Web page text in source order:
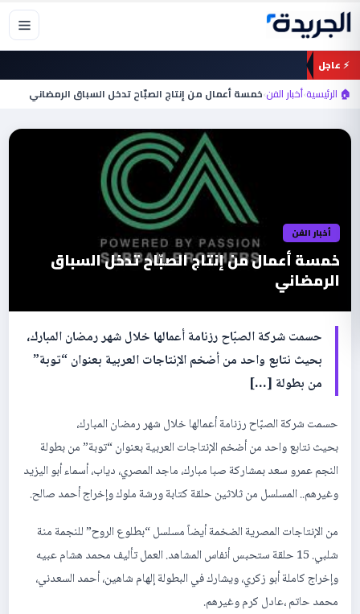
تخطي
المحتوى
⚡ عاجل
🏠 الرئيسية›أخبار الفن›
أخبار الفن
‎خمسة أعمال من إنتاج الصبّاح تدخل السباق
الرمضاني
‎حسمت شركة الصبّاح رزنامة أعمالها خلال شهر رمضان المبارك،
‎بحيث نتابع واحد من أضخم الإنتاجات العربية بعنوان “توبة”
من بطولة […]
‎بحيث نتابع واحد من أضخم الإنتاجات العربية بعنوان “توبة” من بطولة
النجم عمرو سعد بمشاركة صبا مبارك، ماجد المصري، دياب، أسماء أبو اليزيد
وغيرهم.. المسلسل من ثلاثين حلقة كتابة ورشة ملوك وإخراج أحمد صالح.
‎من الإنتاجات المصرية الضخمة أيضاً مسلسل “بطلوع الروح” للنجمة منة
شلبي. 15 حلقة ستحبس أنفاس المشاهد. العمل تأليف محمد هشام عبيه
وإخراج كاملة أبو زكري، ويشارك في البطولة إلهام شاهين، أحمد السعدني،
محمد حاتم ،عادل كرم وغيرهم.